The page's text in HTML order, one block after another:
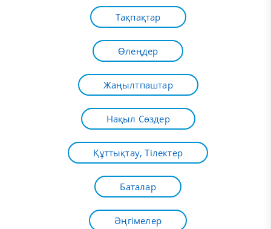
Тақпақтар
Өлеңдер
Жаңылтпаштар
Нақыл Сөздер
Құттықтау, Тілектер
Баталар
Әңгімелер